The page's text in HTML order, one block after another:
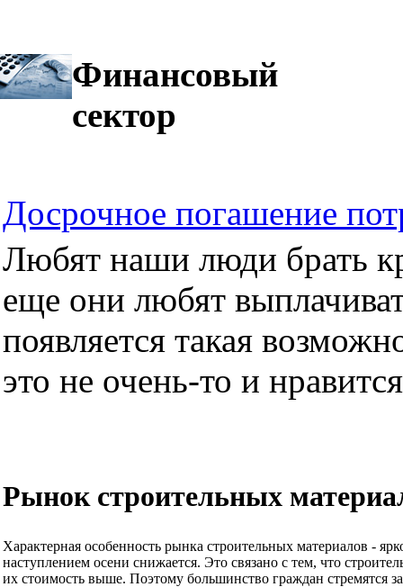
Финансовый
сектор
Досрочное погашение
Любят наши люди брать
еще они любят
появляется такая
это не очень-то и
Рынок строительных
Характерная особенность рынка строительных материалов -
наступлением осени снижается. Это связано с тем, что
их стоимость выше. Поэтому большинство граждан стремятся